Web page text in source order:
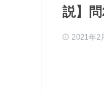
説】
2021年2